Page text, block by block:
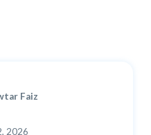
Faiz
2026